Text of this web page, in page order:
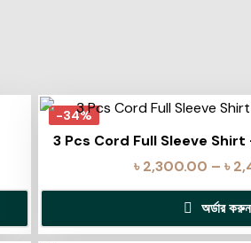
-34%
3 Pcs Cord Full Sleeve
৳2,300.00 – ৳
অর্ডার করুন